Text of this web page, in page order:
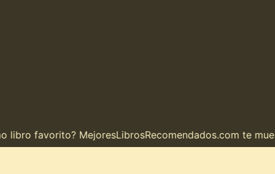
favorito? MejoresLibrosRecomendados.com te muestra